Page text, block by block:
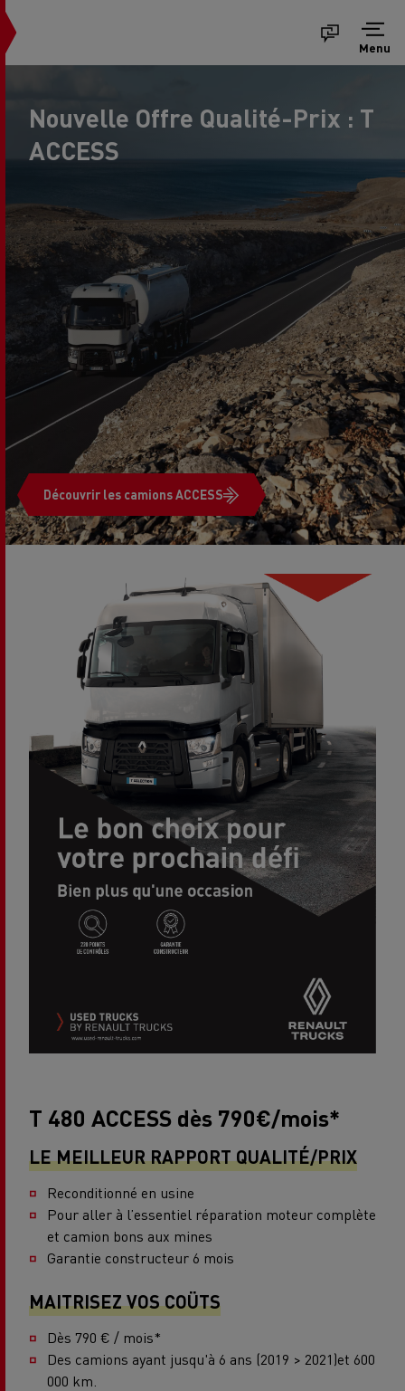
Menu
Nouvelle Offre Qualité-Prix : T
ACCESS
Découvrir les camions ACCESS
T 480 ACCESS dès 790€/mois*
LE MEILLEUR RAPPORT QUALITÉ/PRIX
Reconditionné en usine
Pour aller à l’essentiel réparation moteur complète
et camion bons aux mines
Garantie constructeur 6 mois
MAITRISEZ VOS COÜTS
Dès 790 € / mois*
Des camions ayant jusqu'à 6 ans (2019 > 2021)et 600
000 km.